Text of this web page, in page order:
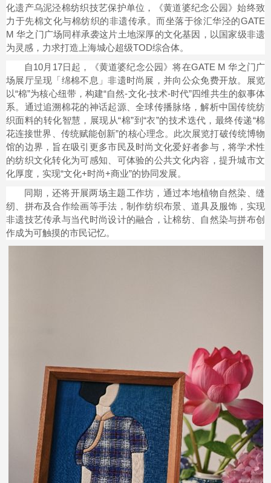
化遗产乌泥泾棉纺织技艺保护单位，《黄道婆纪念公园》始终致
力于先棉文化与棉纺织的非遗传承。而坐落于徐汇华泾的GATE
M 华之门广场同样承袭这片土地深厚的文化基因，以国家级非遗
为灵感，力求打造上海城心超级TOD综合体。
自10月17日起，《黄道婆纪念公园》将在GATE M 华之门广
场展厅呈现「绵棉不息」非遗时尚展，并向公众免费开放。展览
以“棉”为核心纽带，构建“自然-文化-技术-时代”四维共生的叙事体
系。通过追溯棉花的神话起源、全球传播脉络，解析中国传统纺
织面料的转化智慧，展现从“棉”到“衣”的技术迭代，最终传递“棉
花连接世界、传统赋能创新”的核心理念。此次展览打破传统博物
馆的边界，旨在吸引更多市民及时尚文化爱好者参与，将学术性
的纺织文化转化为可感知、可体验的公共文化内容，提升城市文
化厚度，实现“文化+时尚+商业”的协同发展。
同期，还将开展两场主题工作坊，通过本地植物自然染、缝
纫、拼布及合作绘画等手法，制作纺织布景、道具及服饰，实现
非遗技艺传承与当代时尚设计的融合，让棉纺、自然染与拼布创
作成为可触摸的市民记忆。